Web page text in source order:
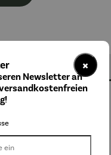
×
Newsletter an